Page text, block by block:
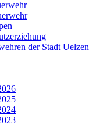
der Stadt Uelzen